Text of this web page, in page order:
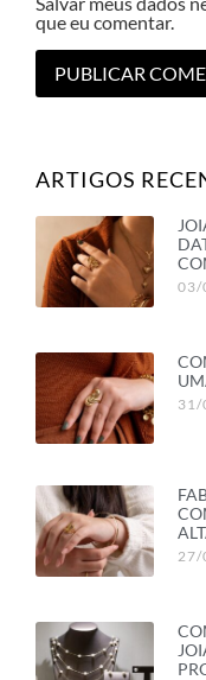
que eu comentar.
ARTIGOS
03/
31/
27/